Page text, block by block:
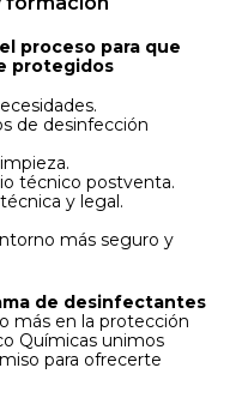
proceso para que
protegidos
de desinfección
técnico postventa.
y legal.
más seguro y
de desinfectantes
más en la protección
Químicas unimos
para ofrecerte